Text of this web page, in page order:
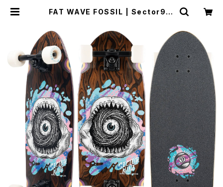
FAT WAVE FOSSIL | Sector9 O